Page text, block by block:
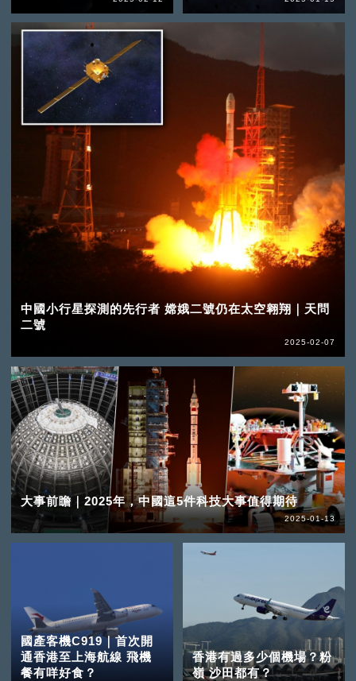
中國小行星探測的先行者 嫦娥二號仍在太空翱翔｜天問
二號
2025-02-07
大事前瞻｜2025年，中國這5件科技大事值得期待
2025-01-13
國產客機C919｜首次開
通香港至上海航線 飛機
餐有咩好食？
香港有過多少個機場？粉
嶺 沙田都有？